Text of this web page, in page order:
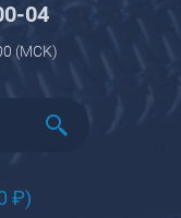
04
(МCK)
₽)